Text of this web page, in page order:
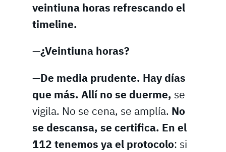
veintiuna horas refrescando el
timeline.
—¿Veintiuna horas?
—De media prudente. Hay días
que más. Allí no se duerme, se
vigila. No se cena, se amplía. No
se descansa, se certifica. En el
112 tenemos ya el protocolo: si